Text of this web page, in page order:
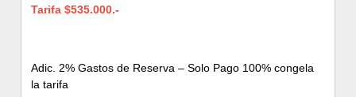
Tarifa $535.000.-
Adic. 2% Gastos de Reserva – Solo Pago 100% congela
la tarifa